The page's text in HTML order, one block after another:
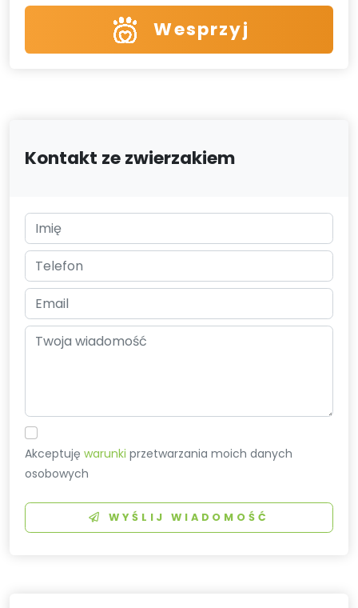
Wesprzyj
Kontakt ze zwierzakiem
Akceptujęwarunki przetwarzania moich danych
osobowych
WYŚLIJ WIADOMOŚĆ